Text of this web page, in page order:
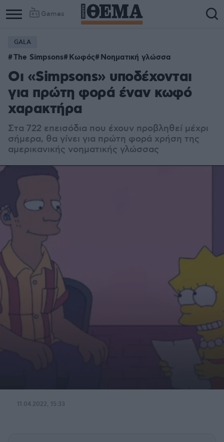
Games
GALA
The Simpsons Κωφός Νοηματική γλώσσα
Οι «Simpsons» υποδέχονται
για πρώτη φορά έναν κωφό
χαρακτήρα
Στα 722 επεισόδια που έχουν προβληθεί μέχρι
σήμερα, θα γίνει για πρώτη φορά χρήση της
αμερικανικής νοηματικής γλώσσας
11.04.2022, 15:33